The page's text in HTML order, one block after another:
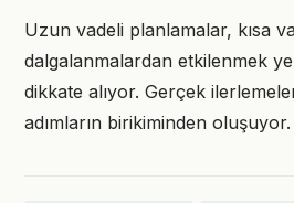
Uzun vadeli planlamalar, kısa
dalgalanmalardan etkilenmek
dikkate alıyor. Gerçek
adımların birikiminden oluşuyor.